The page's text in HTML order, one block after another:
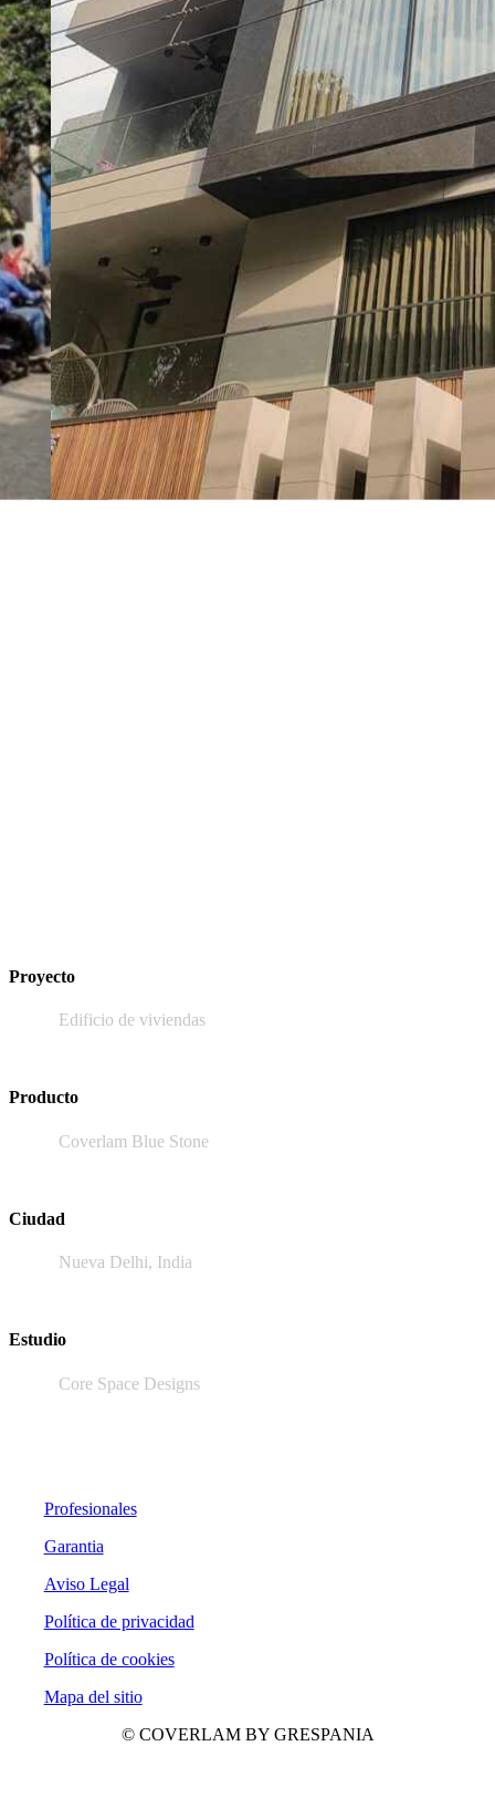
Proyecto
Edificio de viviendas
Producto
Coverlam Blue Stone
Ciudad
Nueva Delhi, India
Estudio
Core Space Designs
Profesionales
Garantia
Aviso Legal
Política de privacidad
Política de cookies
Mapa del sitio
© COVERLAM BY GRESPANIA